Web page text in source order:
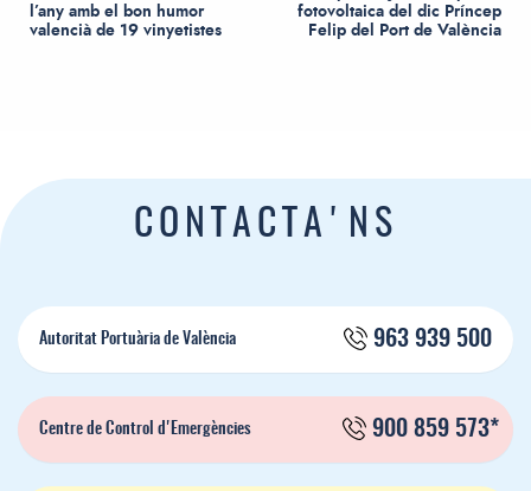
l’any amb el bon humor
valencià de 19 vinyetistes
fotovoltaica del dic Príncep
Felip del Port de València
CONTACTA'NS
Autoritat Portuària de València 963 939 500
Centre de Control d'Emergències 900 859 573*